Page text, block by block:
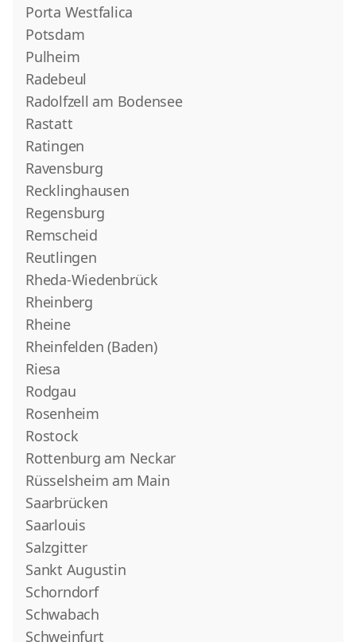
Porta Westfalica
Potsdam
Pulheim
Radebeul
Radolfzell am Bodensee
Rastatt
Ratingen
Ravensburg
Recklinghausen
Regensburg
Remscheid
Reutlingen
Rheda-Wiedenbrück
Rheinberg
Rheine
Rheinfelden (Baden)
Riesa
Rodgau
Rosenheim
Rostock
Rottenburg am Neckar
Rüsselsheim am Main
Saarbrücken
Saarlouis
Salzgitter
Sankt Augustin
Schorndorf
Schwabach
Schweinfurt